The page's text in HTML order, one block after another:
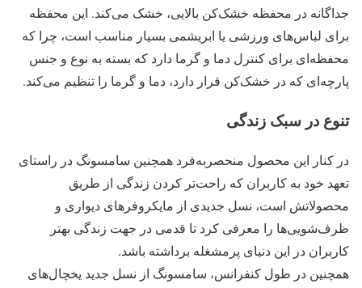
جداگانه در محفظه خشک‌کن بالایی، خشک می‌کند. این محفظه
برای لباس‌های ورزشی یا ابریشمی بسیار مناسب است، چرا که
محفظه‌ای برای کنترل دما و گرما دارد که بسته به نوع و جنس
پارچه‌ای که در خشک‌کن قرار دارد، دما و گرما را تنظیم می‌کند.
تنوع در سبک زندگی
در کنار این محصول منحصر‌به‌فرد همچنین سامسونگ در راستای
تعهد خود به کاربران که راحت‌تر کردن زندگی از طریق
محصولاتش است، نسل جدیدی از مایکروفرهای دیواری و
ظرف‌شویی‌ها را معرفی کرد تا قدمی در جهت زندگی بهتر
کاربران در این دنیای پرمشغله برداشته باشد.
همچنین در طول کنفرانس، سامسونگ از نسل جدید یخچال‌های